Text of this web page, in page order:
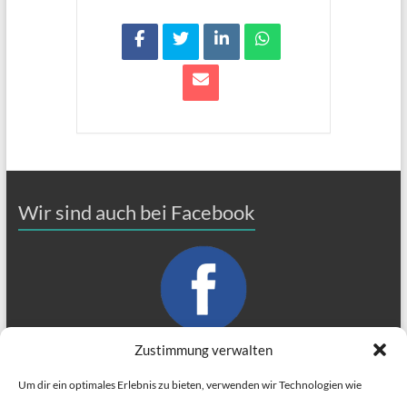
Zustimmung verwalten
Um dir ein optimales Erlebnis zu bieten, verwenden wir Technologien wie
Wir sind auch bei Facebook